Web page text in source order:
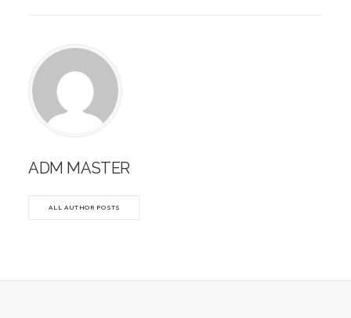
ADM MASTER
ALL AUTHOR POSTS